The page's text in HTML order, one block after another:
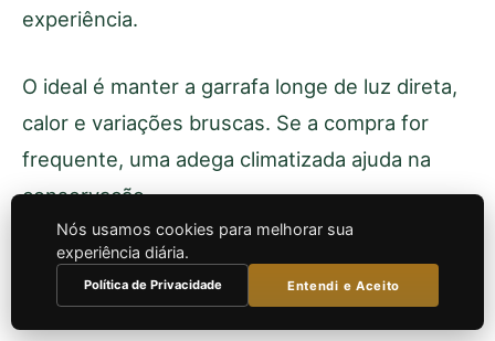
experiência.
O ideal é manter a garrafa longe de luz direta,
calor e variações bruscas. Se a compra for
frequente, uma adega climatizada ajuda na
conservação.
As temperaturas de serviço variam conforme o
estilo:
Nós usamos cookies para melhorar sua
experiência diária.
Política de Privacidade Entendi e Aceito